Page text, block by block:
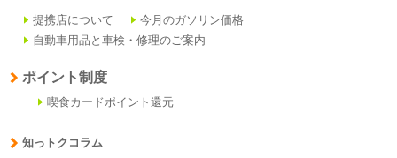
提携店について
今月のガソリン価格
自動車用品と車検・修理のご案内
ポイント制度
喫食カードポイント還元
知っトクコラム